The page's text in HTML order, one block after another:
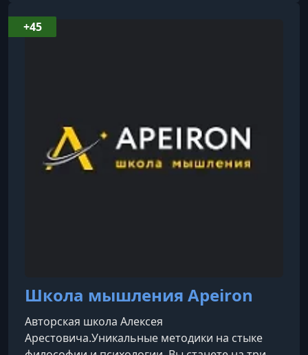
конфликтов и проводит коучинг,
направленный на повышение личной
Школа мышления Apeiron
Авторская школа Алексея
Арестовича.Уникальные методики на стыке
+45